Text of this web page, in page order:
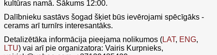
kultūras namā. Sākums 12:00.
Dalībnieku sastāvs šogad šķiet būs ievērojami spēcīgāks -
cerams arī turnīrs interesantāks.
Detalizētāka informācija pieejama nolikumos (LAT, ENG,
LTU) vai arī pie organizatora: Vairis Kurpnieks,